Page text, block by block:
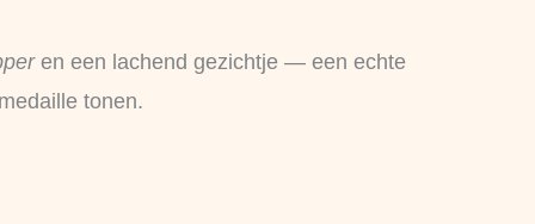
en een lachend gezichtje — een echte
tonen.